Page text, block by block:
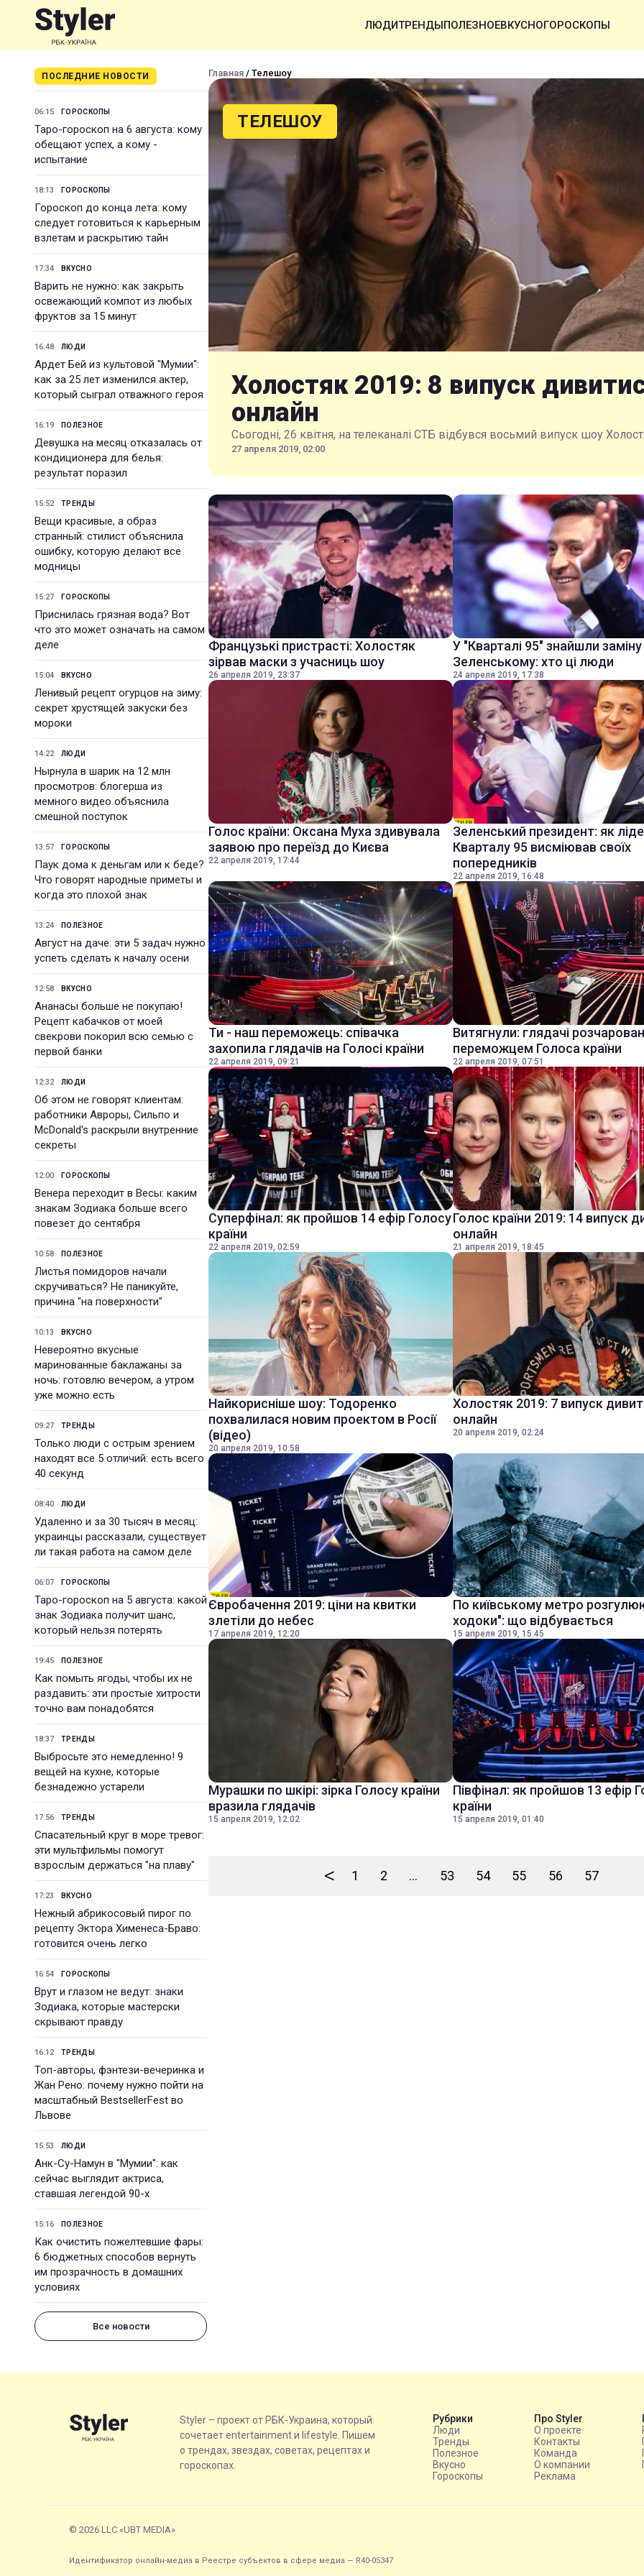
ЛЮДИТРЕНДЫПОЛЕЗНОЕВКУСНОГОРОСКОПЫ
ПОСЛЕДНИЕ НОВОСТИ
06:15 ГОРОСКОПЫ
Таро-гороскоп на 6 августа: кому
обещают успех, а кому -
испытание
18:13 ГОРОСКОПЫ
Гороскоп до конца лета: кому
следует готовиться к карьерным
взлетам и раскрытию тайн
17:34 ВКУСНО
Варить не нужно: как закрыть
освежающий компот из любых
фруктов за 15 минут
16:48 ЛЮДИ
Ардет Бей из культовой "Мумии":
как за 25 лет изменился актер,
который сыграл отважного героя
16:19 ПОЛЕЗНОЕ
Девушка на месяц отказалась от
кондиционера для белья:
результат поразил
15:52 ТРЕНДЫ
Вещи красивые, а образ
странный: стилист объяснила
ошибку, которую делают все
модницы
15:27 ГОРОСКОПЫ
Приснилась грязная вода? Вот
что это может означать на самом
деле
15:04 ВКУСНО
Ленивый рецепт огурцов на зиму:
секрет хрустящей закуски без
мороки
14:22 ЛЮДИ
Нырнула в шарик на 12 млн
просмотров: блогерша из
мемного видео объяснила
смешной поступок
13:57 ГОРОСКОПЫ
Паук дома к деньгам или к беде?
Что говорят народные приметы и
когда это плохой знак
13:24 ПОЛЕЗНОЕ
Август на даче: эти 5 задач нужно
успеть сделать к началу осени
12:58 ВКУСНО
Ананасы больше не покупаю!
Рецепт кабачков от моей
свекрови покорил всю семью с
первой банки
12:32 ЛЮДИ
Об этом не говорят клиентам:
работники Авроры, Сильпо и
McDonald's раскрыли внутренние
секреты
12:00 ГОРОСКОПЫ
Венера переходит в Весы: каким
знакам Зодиака больше всего
повезет до сентября
10:58 ПОЛЕЗНОЕ
Листья помидоров начали
скручиваться? Не паникуйте,
причина "на поверхности"
10:13 ВКУСНО
Невероятно вкусные
маринованные баклажаны за
ночь: готовлю вечером, а утром
уже можно есть
09:27 ТРЕНДЫ
Только люди с острым зрением
находят все 5 отличий: есть всего
40 секунд
08:40 ЛЮДИ
Удаленно и за 30 тысяч в месяц:
украинцы рассказали, существует
ли такая работа на самом деле
06:07 ГОРОСКОПЫ
Таро-гороскоп на 5 августа: какой
знак Зодиака получит шанс,
который нельзя потерять
19:45 ПОЛЕЗНОЕ
Как помыть ягоды, чтобы их не
раздавить: эти простые хитрости
точно вам понадобятся
18:37 ТРЕНДЫ
Выбросьте это немедленно! 9
вещей на кухне, которые
безнадежно устарели
17:56 ТРЕНДЫ
Спасательный круг в море тревог:
эти мультфильмы помогут
взрослым держаться "на плаву"
17:23 ВКУСНО
Нежный абрикосовый пирог по
рецепту Эктора Хименеса-Браво:
готовится очень легко
16:54 ГОРОСКОПЫ
Врут и глазом не ведут: знаки
Зодиака, которые мастерски
скрывают правду
16:12 ТРЕНДЫ
Топ-авторы, фэнтези-вечеринка и
Жан Рено: почему нужно пойти на
масштабный BestsellerFest во
Львове
15:53 ЛЮДИ
Анк-Су-Намун в "Мумии": как
сейчас выглядит актриса,
ставшая легендой 90-х
15:16 ПОЛЕЗНОЕ
Как очистить пожелтевшие фары:
6 бюджетных способов вернуть
им прозрачность в домашних
условиях
Все новости
Главная / Телешоу
ТЕЛЕШОУ
Холостяк 2019: 8 випуск
онлайн
Сьогодні, 26 квітня, на телеканалі СТБ відбувся восьмий випуск шоу
27 апреля 2019, 02:00
Французькі пристрасті: Холостяк
зірвав маски з учасниць шоу
26 апреля 2019, 23:37
У "Кварталі 95" знайшли заміну
Зеленському: хто ці люди
24 апреля 2019, 17:38
Голос країни: Оксана Муха здивувала
заявою про переїзд до Києва
22 апреля 2019, 17:44
Зеленський президент: як
Кварталу 95 висміював своїх
попередників
22 апреля 2019, 16:48
Ти - наш переможець: співачка
захопила глядачів на Голосі країни
22 апреля 2019, 09:21
Витягнули: глядачі
переможцем Голоса країни
22 апреля 2019, 07:51
Суперфінал: як пройшов 14 ефір Голосу
країни
22 апреля 2019, 02:59
Голос країни 2019: 14 випуск
онлайн
21 апреля 2019, 18:45
Найкорисніше шоу: Тодоренко
похвалилася новим проектом в Росії
(відео)
20 апреля 2019, 10:58
Холостяк 2019: 7 випуск
онлайн
20 апреля 2019, 02:24
Євробачення 2019: ціни на квитки
злетіли до небес
17 апреля 2019, 12:20
По київському метро
ходоки": що відбувається
15 апреля 2019, 15:45
Мурашки по шкірі: зірка Голосу країни
вразила глядачів
15 апреля 2019, 12:02
Півфінал: як пройшов 13 ефір
країни
15 апреля 2019, 01:40
< 1 2 ... 53 54 55 56 57
Styler – проект от РБК-Украина, который
сочетает entertainment и lifestyle. Пишем
о трендах, звездах, советах, рецептах и
гороскопах.
Рубрики
Люди
Тренды
Полезное
Вкусно
Гороскопы
Про Styler
О проекте
Контакты
Команда
О компании
Реклама
© 2026 LLC «UBT MEDIA»
Идентификатор онлайн-медиа в Реестре субъектов в сфере медиа — R40-05347